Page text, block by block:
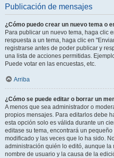
Publicación de mensajes
¿Cómo puedo crear un nuevo tema o
Para publicar un nuevo tema, haga clic
respuesta a un tema, haga clic en
registrarse antes de poder publicar y
una lista de acciones permitidas.
Puede votar en las encuestas, etc.
Arriba
¿Cómo se puede editar o borrar un
A menos que sea administrador o
propios mensajes. Para editarlos debe
esta opción solo es válida durante un
editase su tema, encontrará un
modificado y las veces que lo ha sido.
administración quién lo editó, aunque
nombre de usuario y la causa de la